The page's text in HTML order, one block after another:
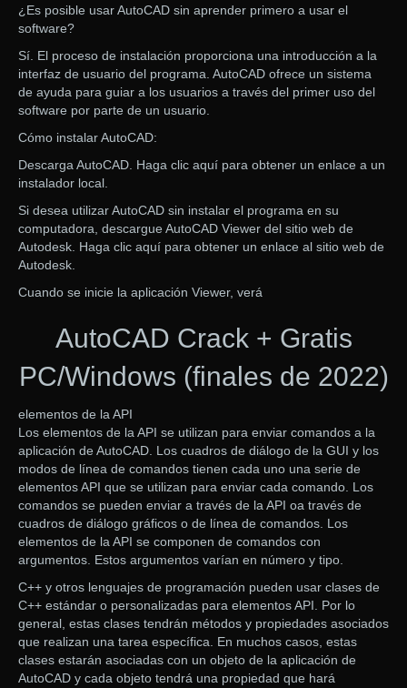
¿Es posible usar AutoCAD sin aprender primero a usar el
software?
Sí. El proceso de instalación proporciona una introducción a la
interfaz de usuario del programa. AutoCAD ofrece un sistema
de ayuda para guiar a los usuarios a través del primer uso del
software por parte de un usuario.
Cómo instalar AutoCAD:
Descarga AutoCAD. Haga clic aquí para obtener un enlace a un
instalador local.
Si desea utilizar AutoCAD sin instalar el programa en su
computadora, descargue AutoCAD Viewer del sitio web de
Autodesk. Haga clic aquí para obtener un enlace al sitio web de
Autodesk.
Cuando se inicie la aplicación Viewer, verá
AutoCAD Crack + Gratis
PC/Windows (finales de 2022)
elementos de la API
Los elementos de la API se utilizan para enviar comandos a la
aplicación de AutoCAD. Los cuadros de diálogo de la GUI y los
modos de línea de comandos tienen cada uno una serie de
elementos API que se utilizan para enviar cada comando. Los
comandos se pueden enviar a través de la API oa través de
cuadros de diálogo gráficos o de línea de comandos. Los
elementos de la API se componen de comandos con
argumentos. Estos argumentos varían en número y tipo.
C++ y otros lenguajes de programación pueden usar clases de
C++ estándar o personalizadas para elementos API. Por lo
general, estas clases tendrán métodos y propiedades asociados
que realizan una tarea específica. En muchos casos, estas
clases estarán asociadas con un objeto de la aplicación de
AutoCAD y cada objeto tendrá una propiedad que hará